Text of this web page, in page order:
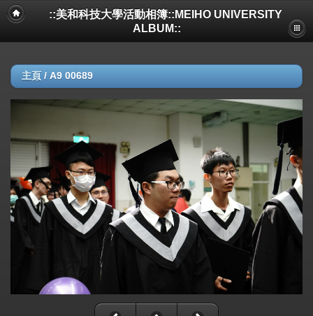
::美和科技大學活動相簿::MEIHO UNIVERSITY
ALBUM::
主頁 / A9 00689